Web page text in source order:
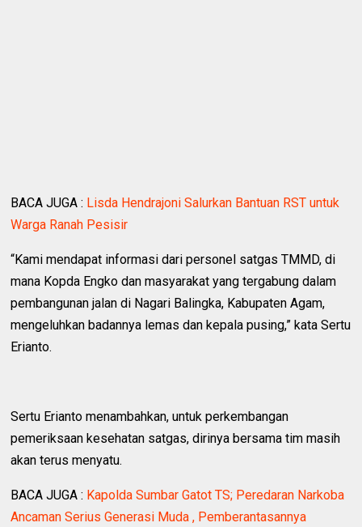
BACA JUGA : Lisda Hendrajoni Salurkan Bantuan RST untuk
Warga Ranah Pesisir
“Kami mendapat informasi dari personel satgas TMMD, di
mana Kopda Engko dan masyarakat yang tergabung dalam
pembangunan jalan di Nagari Balingka, Kabupaten Agam,
mengeluhkan badannya lemas dan kepala pusing,” kata Sertu
Erianto.
Sertu Erianto menambahkan, untuk perkembangan
pemeriksaan kesehatan satgas, dirinya bersama tim masih
akan terus menyatu.
BACA JUGA : Kapolda Sumbar Gatot TS; Peredaran Narkoba
Ancaman Serius Generasi Muda , Pemberantasannya